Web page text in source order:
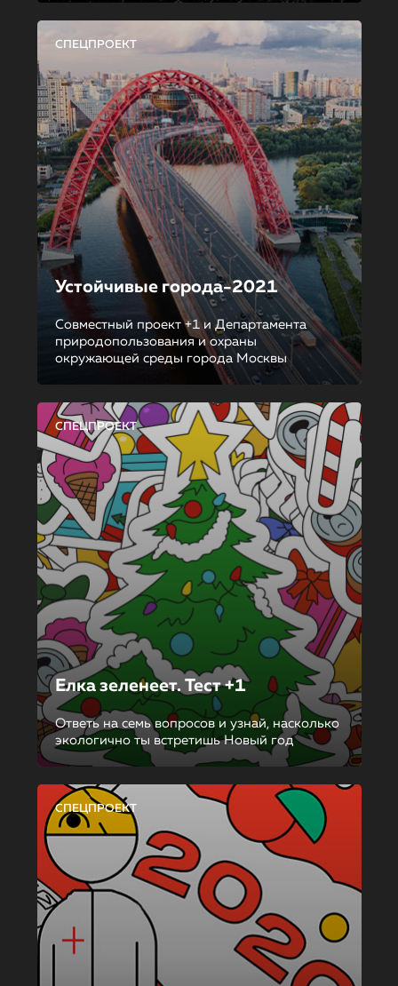
СПЕЦПРОЕКТ
Устойчивые города-2021
Совместный проект +1 и Департамента
природопользования и охраны
окружающей среды города Москвы
СПЕЦПРОЕКТ
Елка зеленеет. Тест +1
Ответь на семь вопросов и узнай, насколько
экологично ты встретишь Новый год
СПЕЦПРОЕКТ